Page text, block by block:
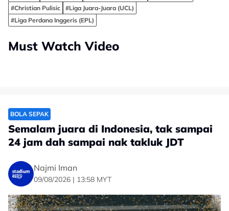
#Christian Pulisic
#Liga Juara-Juara (UCL)
#Liga Perdana Inggeris (EPL)
Must Watch Video
BOLA SEPAK
Semalam juara di Indonesia, tak sampai
24 jam dah sampai nak takluk JDT
Najmi Iman
09/08/2026 | 13:58 MYT